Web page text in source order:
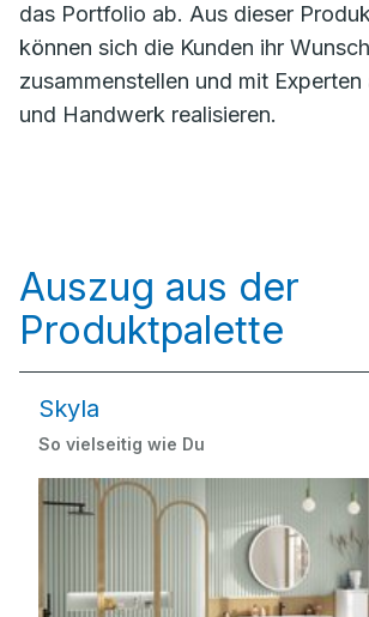
das Portfolio ab. Aus dieser
können sich die Kunden ihr
zusammenstellen und mit Experten
und Handwerk realisieren.
Auszug aus der
Produktpalette
Skyla
So vielseitig wie Du